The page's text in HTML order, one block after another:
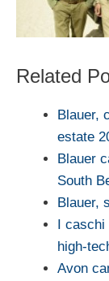
Related
Blauer,
estate
Blauer
South
Blauer,
I caschi
high-
Avon